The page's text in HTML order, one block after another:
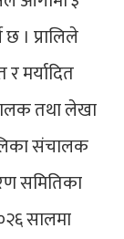
। प्रालिले
मर्यादित
तथा लेखा
संचालक
समितिका
सालमा